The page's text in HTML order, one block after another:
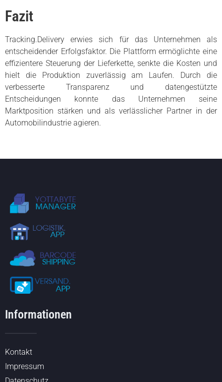
Fazit
Tracking.Delivery erwies sich für das Unternehmen als
entscheidender Erfolgsfaktor. Die Plattform ermöglichte eine
effizientere Steuerung der Lieferkette, senkte die Kosten und
hielt die Produktion zuverlässig am Laufen. Durch die
verbesserte Transparenz und datengestützte
Entscheidungen konnte das Unternehmen seine
Marktposition stärken und als verlässlicher Partner in der
Automobilindustrie agieren.
Informationen
Kontakt
Impressum